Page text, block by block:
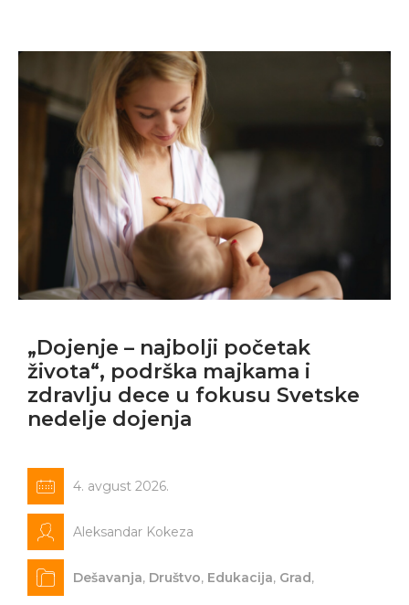
„Dojenje – najbolji početak
života“, podrška majkama i
zdravlju dece u fokusu Svetske
nedelje dojenja
4. avgust 2026.
Aleksandar Kokeza
Dešavanja, Društvo, Edukacija, Grad ,